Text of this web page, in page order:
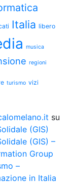
Italia libero
musica
regioni
turismo vizi
su
(GIS)
(GIS) –
Group
–
in Italia